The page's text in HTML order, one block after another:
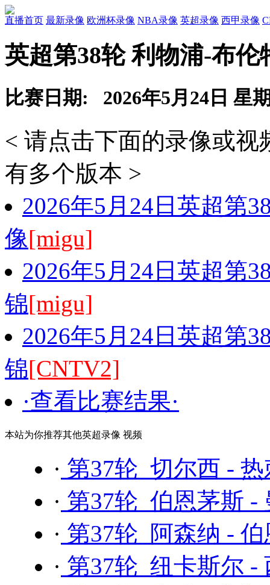
直播首页 最新录像 欧洲杯录像 NBA录像 英超录像 西甲录像
英超第38轮 利物浦-布
比赛日期: 2026年5月24日 星
< 请点击下面的录像或
有多个版本 >
2026年5月24日英超第
像[migu]
2026年5月24日英超第
锦[migu]
2026年5月24日英超第
锦[CNTV2]
·查看比赛结果·
本站为你推荐其他英超录像 视频
· 第37轮 切尔西 -
· 第37轮 伯恩茅斯 -
· 第37轮 阿森纳 -
· 第37轮 纽卡斯尔 -